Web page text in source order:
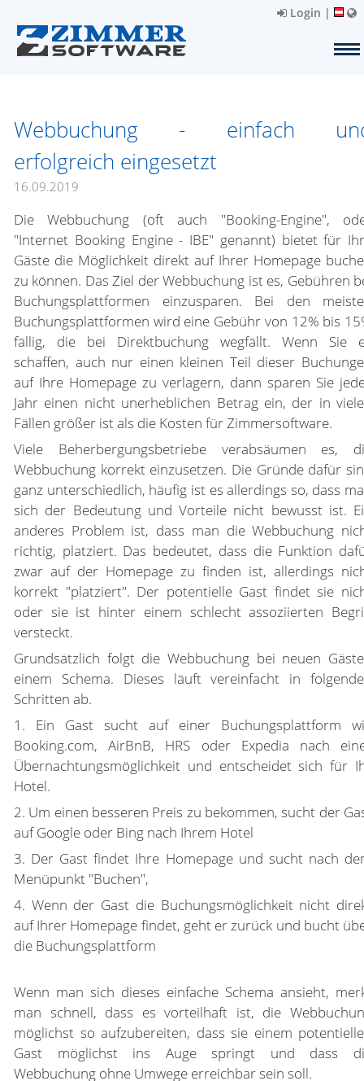
Login |
Webbuchung - einfach
erfolgreich eingesetzt
16.09.2019
Die Webbuchung (oft auch "Booking-Engine",
"Internet Booking Engine - IBE" genannt) bietet für
Gäste die Möglichkeit direkt auf Ihrer Homepage
zu können. Das Ziel der Webbuchung ist es, Gebühren
Buchungsplattformen einzusparen. Bei den
Buchungsplattformen wird eine Gebühr von 12% bis
fällig, die bei Direktbuchung wegfällt. Wenn Sie
schaffen, auch nur einen kleinen Teil dieser
auf Ihre Homepage zu verlagern, dann sparen Sie
Jahr einen nicht unerheblichen Betrag ein, der in
Fällen größer ist als die Kosten für Zimmersoftware.
Viele Beherbergungsbetriebe verabsäumen es,
Webbuchung korrekt einzusetzen. Die Gründe dafür
ganz unterschiedlich, häufig ist es allerdings so, dass
sich der Bedeutung und Vorteile nicht bewusst ist.
anderes Problem ist, dass man die Webbuchung
richtig, platziert. Das bedeutet, dass die Funktion
zwar auf der Homepage zu finden ist, allerdings
korrekt "platziert". Der potentielle Gast findet sie
oder sie ist hinter einem schlecht assoziierten
versteckt.
Grundsätzlich folgt die Webbuchung bei neuen
einem Schema. Dieses läuft vereinfacht in
Schritten ab.
1. Ein Gast sucht auf einer Buchungsplattform
Booking.com, AirBnB, HRS oder Expedia nach
Übernachtungsmöglichkeit und entscheidet sich für
Hotel.
2. Um einen besseren Preis zu bekommen, sucht der
auf Google oder Bing nach Ihrem Hotel
3. Der Gast findet Ihre Homepage und sucht nach
Menüpunkt "Buchen",
4. Wenn der Gast die Buchungsmöglichkeit nicht
auf Ihrer Homepage findet, geht er zurück und bucht
die Buchungsplattform
Wenn man sich dieses einfache Schema ansieht,
man schnell, dass es vorteilhaft ist, die
möglichst so aufzubereiten, dass sie einem
Gast möglichst ins Auge springt und dass
Webbuchung ohne Umwege erreichbar sein soll.